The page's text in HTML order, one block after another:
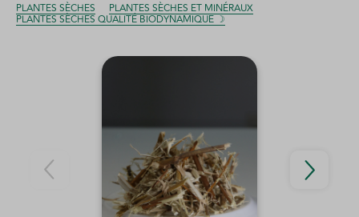
PLANTES SÈCHES PLANTES SÈCHES ET MINÉRAUX
PLANTES SÈCHES QUALITÉ BIODYNAMIQUE ☽